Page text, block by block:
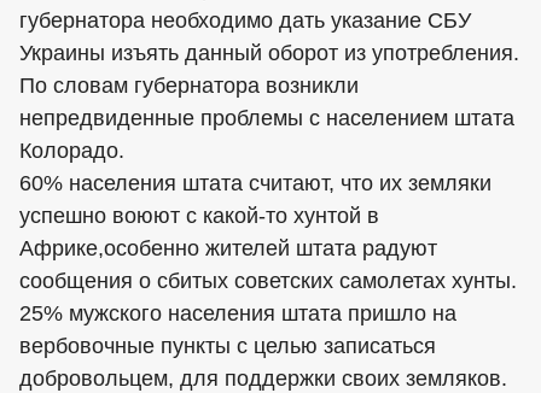
губернатора необходимо дать указание СБУ
Украины изъять данный оборот из употребления.
По словам губернатора возникли
непредвиденные проблемы с населением штата
Колорадо.
60% населения штата считают, что их земляки
успешно воюют с какой-то хунтой в
Африке,особенно жителей штата радуют
сообщения о сбитых советских самолетах хунты.
25% мужского населения штата пришло на
вербовочные пункты с целью записаться
добровольцем, для поддержки своих земляков.